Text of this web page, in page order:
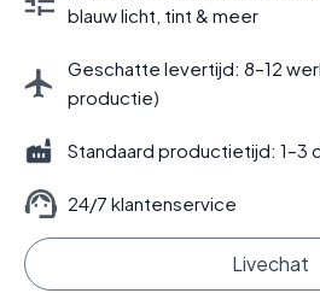
blauw licht, tint & meer
Geschatte levertijd: 8–12
productie)
Standaard productietijd: 1–3
24/7 klantenservice
Livechat